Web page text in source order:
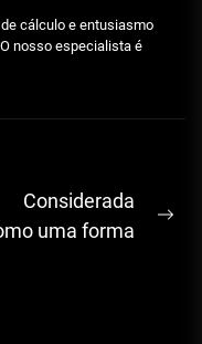
cálculo e entusiasmo
nosso especialista é
Considerada
uma forma